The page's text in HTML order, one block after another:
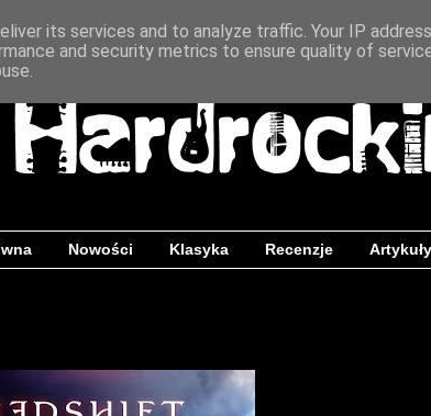
Nowości Klasyka Recenzje Artykuły
its services and to analyze traffic. Your IP
and security metrics to ensure quality of